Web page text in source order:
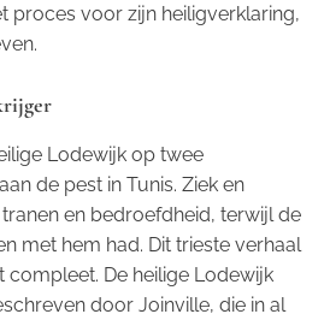
proces voor zijn heiligverklaring,
Lodewijk op twee
de pest in Tunis. Ziek en
en bedroefdheid, terwijl de
met hem had. Dit trieste verhaal
compleet. De heilige Lodewijk
door Joinville, die in al